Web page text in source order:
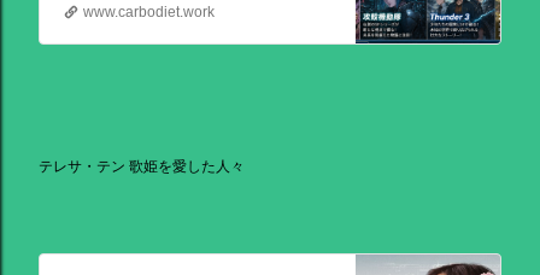
www.carbodiet.work
テレサ・テン 歌姫を愛した人々